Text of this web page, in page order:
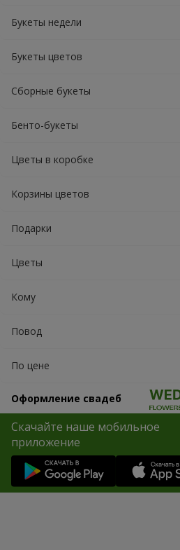
Букеты недели
Букеты цветов
Сборные букеты
Бенто-букеты
Цветы в коробке
Корзины цветов
Подарки
Цветы
Кому
Повод
По цене
Оформление свадеб
Скачайте наше мобильное
приложение